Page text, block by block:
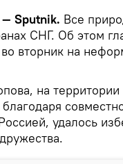
Sputnik. Все
СНГ. Об этом
вторник на
на
удалось